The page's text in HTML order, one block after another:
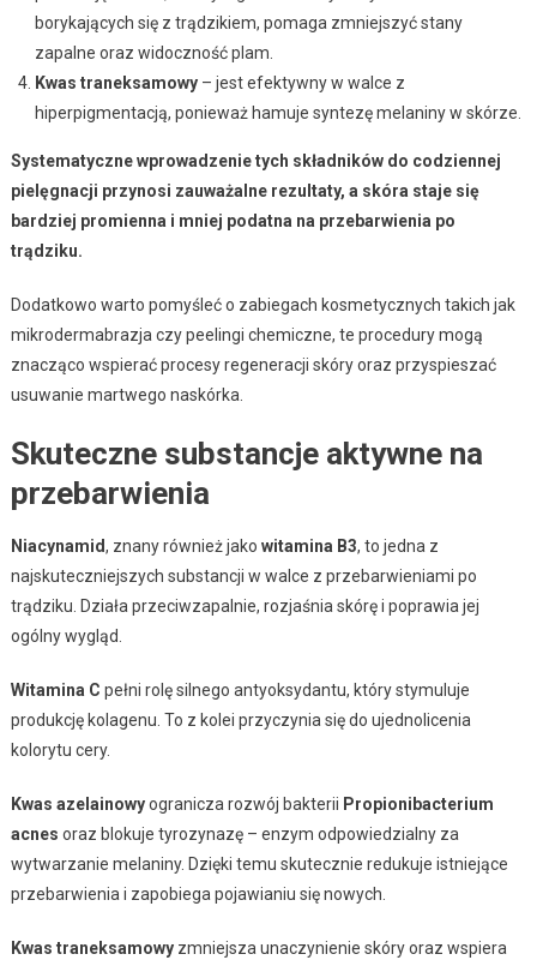
borykających się z trądzikiem, pomaga zmniejszyć stany
zapalne oraz widoczność plam.
Kwas traneksamowy– jest efektywny w walce z
hiperpigmentacją, ponieważ hamuje syntezę melaniny w skórze.
Systematyczne wprowadzenie tych składników do codziennej
pielęgnacji przynosi zauważalne rezultaty, a skóra staje się
bardziej promienna i mniej podatna na przebarwienia po
trądziku.
Dodatkowo warto pomyśleć o zabiegach kosmetycznych takich jak
mikrodermabrazja czy peelingi chemiczne, te procedury mogą
znacząco wspierać procesy regeneracji skóry oraz przyspieszać
usuwanie martwego naskórka.
Skuteczne substancje aktywne na
przebarwienia
Niacynamid, znany również jako witamina B3, to jedna z
najskuteczniejszych substancji w walce z przebarwieniami po
trądziku. Działa przeciwzapalnie, rozjaśnia skórę i poprawia jej
ogólny wygląd.
Witamina C pełni rolę silnego antyoksydantu, który stymuluje
produkcję kolagenu. To z kolei przyczynia się do ujednolicenia
kolorytu cery.
Kwas azelainowyogranicza rozwój bakterii Propionibacterium
acnes oraz blokuje tyrozynazę – enzym odpowiedzialny za
wytwarzanie melaniny. Dzięki temu skutecznie redukuje istniejące
przebarwienia i zapobiega pojawianiu się nowych.
Kwas traneksamowyzmniejsza unaczynienie skóry oraz wspiera